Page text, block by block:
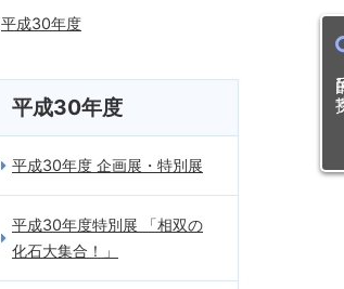
目
平成30年度
平成30年度
平成30年度 企画展・特別展
平成30年度特別展 「相双の
化石大集合！」